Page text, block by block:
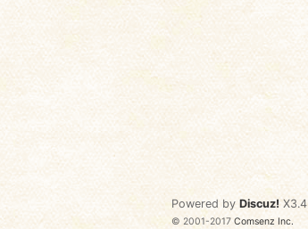
Powered by Discuz! X3.4
© 2001-2017Comsenz Inc.